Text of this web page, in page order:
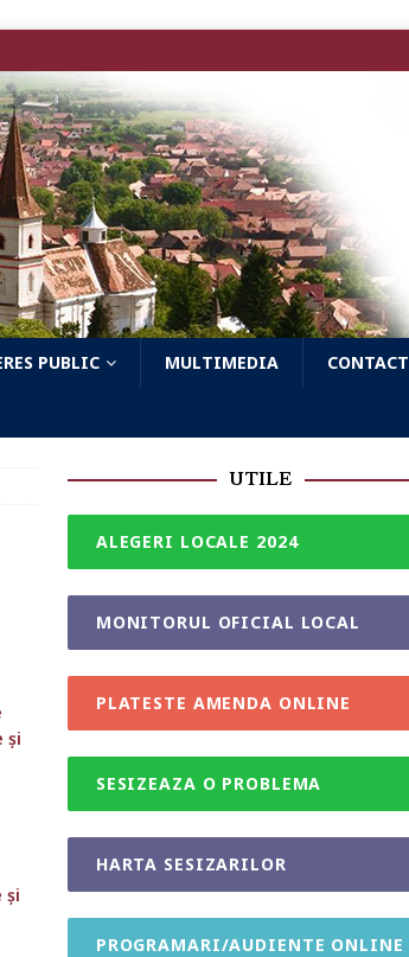
PUBLIC MULTIMEDIA CONTACT
și
și
UTILE
ALEGERI LOCALE 2024
MONITORUL OFICIAL LOCAL
PLATESTE AMENDA ONLINE
SESIZEAZA O PROBLEMA
HARTA SESIZARILOR
PROGRAMARI/AUDIENTE ONLINE